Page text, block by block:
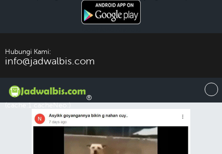
Hubungi Kami:
info@jadwalbis.com
®
(cache:1 cacheNeo:)